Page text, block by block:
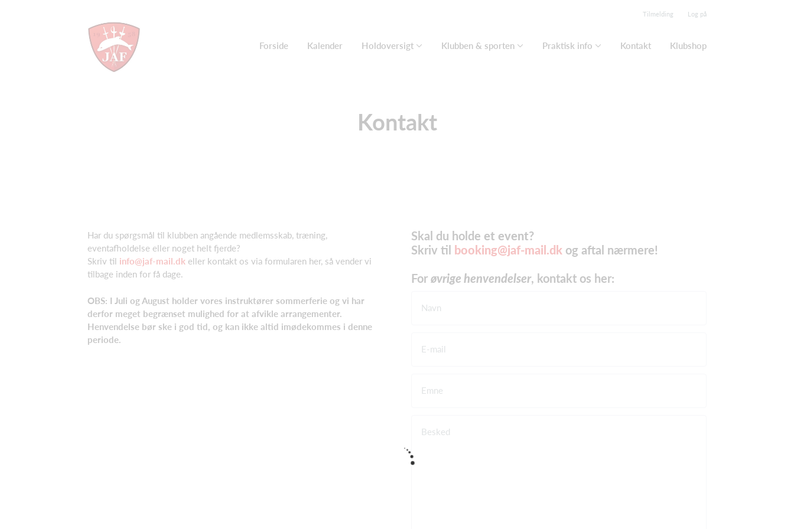
Tilmelding Log på
Forside Kalender Holdoversigt Klubben & sporten Praktisk info Kontakt Klubshop
Kontakt
Har du spørgsmål til klubben angående medlemsskab, træning,
eventafholdelse eller noget helt fjerde?
Skriv til info@jaf-mail.dk eller kontakt os via formularen her, så vender vi
tilbage inden for få dage.
OBS: I Juli og August holder vores instruktører sommerferie og vi har
derfor meget begrænset mulighed for at afvikle arrangementer.
Henvendelse bør ske i god tid, og kan ikke altid imødekommes i denne
periode.
Skal du holde et event?
Skriv til booking@jaf-mail.dk og aftal nærmere!
For øvrige henvendelser, kontakt os her:
Navn
E-mail
Emne
Besked